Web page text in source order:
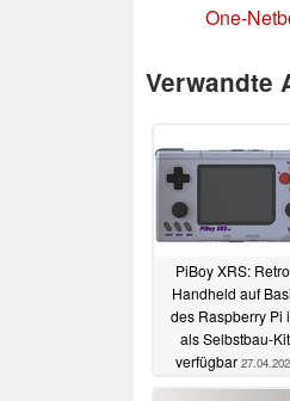
One-
Verwandte
PiBoy XRS:
Handheld auf
des Raspberry Pi
als Selbstbau-Kit
verfügbar